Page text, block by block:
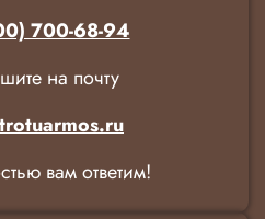
700-68-94
на почту
вам ответим!